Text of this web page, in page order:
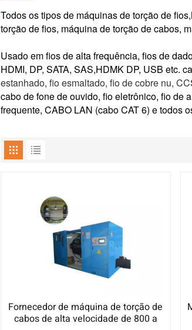
Todos os tipos de máquinas de torção de fios,
torção de fios, máquina de torção de cabos,
Usado em fios de alta frequência, fios de
HDMI, DP, SATA, SAS,HDMK DP, USB etc.
estanhado, fio esmaltado, fio de cobre nu,
cabo de fone de ouvido, fio eletrônico, fio de
frequente, CABO LAN (cabo CAT 6) e todos
Fornecedor de máquina de torção de
cabos de alta velocidade de 800 a